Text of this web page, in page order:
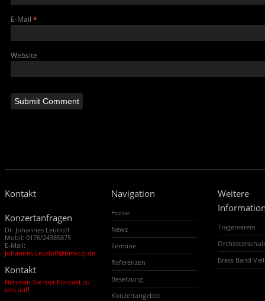
E-Mail *
Website
Kontakt
Konzertanfragen
Dr. Johannes Leutloff
Mobil: 0176/24385875
E-Mail:
Johannes.Leutloff@bmvczj.de
Kontakt
Nehmen Sie hier Kontakt zu
uns auf!
Navigation
Home
News
Termine
Referenzen
Besetzung
Konzertangebot
Weitere
Trägerverein
Brass Band